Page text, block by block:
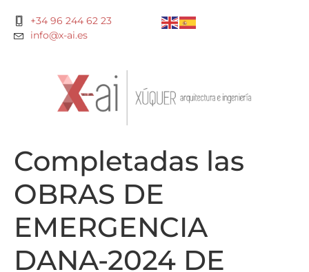
+34 96 244 62 23
info@x-ai.es
Completadas las
OBRAS DE
EMERGENCIA
DANA-2024 DE